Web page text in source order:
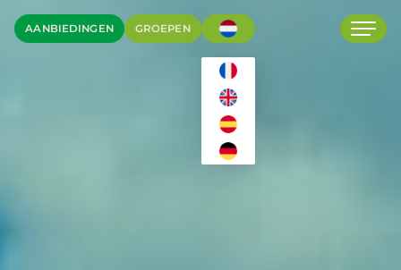
AANBIEDINGEN GROEPEN